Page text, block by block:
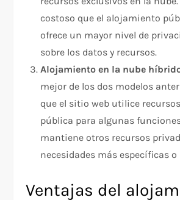
costoso que el alojamiento
ofrece un mayor nivel de
sobre los datos y recursos.
Alojamiento en la nube
mejor de los dos modelos
que el sitio web utilice
pública para algunas
mantiene otros recursos
necesidades más específicas o
Ventajas del